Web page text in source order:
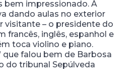
bem impressionado. À
dando aulas no exterior
visitante – o presidente do
francês, inglês, espanhol e
toca violino e piano.
que falou bem de Barbosa
do tribunal Sepúlveda